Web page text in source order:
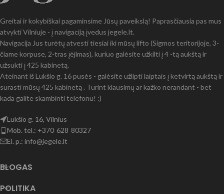
Greitai ir kokybiškai pagaminsime Jūsų paveikslą! Paprasčiausia pas mus
atvykti Vilniuje - į navigaciją įvedus jegele.lt.
Navigacija Jus turėtų atvesti tiesiai iki mūsų lifto (Sigmos teritorijoje, 3-
čiame korpuse, 2-tras įėjimas), kuriuo galėsite užkilti į 4 -tą aukštą ir
užsukti į 425 kabinetą.
Ateinant iš Lukšio g. 16 pusės - galėsite užlipti laiptais į ketvirtą aukštą ir
surasti mūsų 425 kabinetą . Turint klausimų ar kažko nerandant - bet
kada galite skambinti telefonu! :)
Lukšio g. 16, Vilnius
Mob. tel.: +370 628 80327
El. p.: info@jegele.lt
BLOGAS
POLITIKA